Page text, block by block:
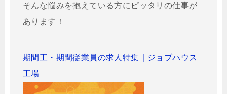
そんな悩みを抱えている方にピッタリの仕事が
あります！
期間工・期間従業員の求人特集｜ジョブハウス
工場